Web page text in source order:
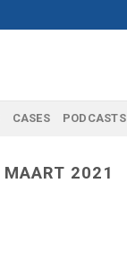
CASES PODCASTS
MAART 2021